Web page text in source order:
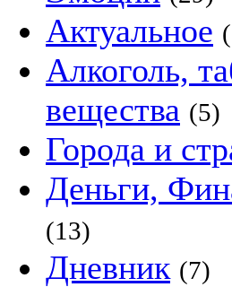
Актуальное
Алкоголь,
вещества (5)
Города и
Деньги,
(13)
Дневник (7)